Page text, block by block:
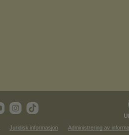
Juridisk informasjon Administrering av